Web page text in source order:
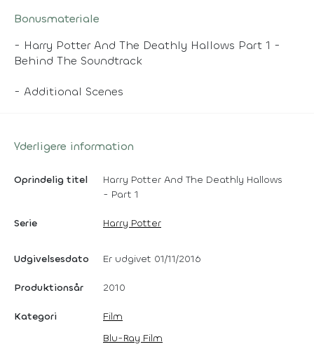
Bonusmateriale
- Harry Potter And The Deathly Hallows Part 1 -
Behind The Soundtrack
- Additional Scenes
Yderligere information
Oprindelig titel
Harry Potter And The Deathly Hallows
- Part 1
Serie Harry Potter
Udgivelsesdato Er udgivet 01/11/2016
Produktionsår 2010
Kategori
Film
Blu-Ray Film